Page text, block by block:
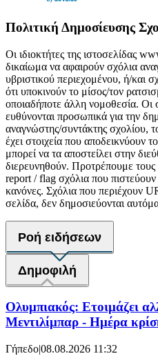
Πολιτική Δημοσίευσης
Οι ιδιοκτήτες της ιστοσελίδας
δικαίωμα να αφαιρούν σχόλια
υβριστικού περιεχομένου, ή/και
ότι υποκινούν το μίσος/τον
οποιαδήποτε άλλη νομοθεσία. Οι
ευθύνονται προσωπικά για την
αναγνώστης/συντάκτης σχολίου,
έχει στοιχεία που αποδεικνύουν
μπορεί να τα αποστείλει στην
διερευνηθούν. Προτρέπουμε
report / flag σχόλια που πιστεύουν
κανόνες. Σχόλια που περιέχουν
σελίδα, δεν δημοσιεύονται
Ροή ειδήσεων
Δημοφιλή
Ολυμπιακός: Ετοιμάζει
Μεντιλίμπαρ - Ημέρα
Γήπεδο|08.08.2026 11:32